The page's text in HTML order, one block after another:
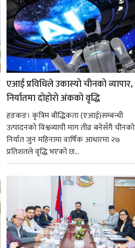
एआई प्रविधिले उकास्यो चीनको व्यापार,
निर्यातमा दोहोरो अंकको वृद्धि
हङकङ। कृत्रिम बौद्धिकता (एआई)सम्बन्धी
उत्पादनको विश्वव्यापी माग तीव्र बनेसँगै चीनको
निर्यात जुन महिनामा वार्षिक आधारमा २७
प्रतिशतले वृद्धि भएको छ...